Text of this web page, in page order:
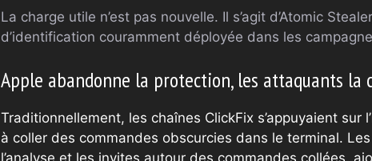
La charge utile n’est pas nouvelle. Il s’agit d’Atomic
d’identification couramment déployée dans les
Apple abandonne la protection, les attaquants la
Traditionnellement, les chaînes ClickFix s’appuyaient sur
à coller des commandes obscurcies dans le terminal.